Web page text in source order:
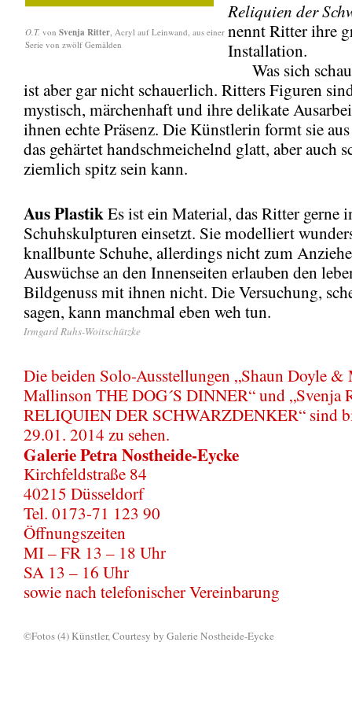
O.T. von Svenja Ritter , Acryl auf Leinwand, aus einer
Serie von zwölf Gemälden
Reliquien der
nennt Ritter ihre
Installation.
Was sich
ist aber gar nicht schauerlich. Ritters Figuren
mystisch, märchenhaft und ihre delikate
ihnen echte Präsenz. Die Künstlerin formt sie
das gehärtet handschmeichelnd glatt, aber auch
ziemlich spitz sein kann.
Aus PlastikEs ist ein Material, das Ritter gerne
Schuhskulpturen einsetzt. Sie modelliert
knallbunte Schuhe, allerdings nicht zum
Auswüchse an den Innenseiten erlauben den
Bildgenuss mit ihnen nicht. Die Versuchung,
sagen, kann manchmal eben weh tun.
Irmgard Ruhs-Woitschützke
Die beiden Solo-Ausstellungen „Shaun Doyle
Mallinson THE DOG´S DINNER“ und „Svenja
RELIQUIEN DER SCHWARZDENKER“ sind
29.01. 2014 zu sehen.
Galerie Petra Nostheide-Eycke
Kirchfeldstraße 84
40215 Düsseldorf
Tel. 0173-71 123 90
Öffnungszeiten
MI – FR 13 – 18 Uhr
SA 13 – 16 Uhr
sowie nach telefonischer Vereinbarung
©Fotos (4) Künstler, Courtesy by Galerie Nostheide-Eycke